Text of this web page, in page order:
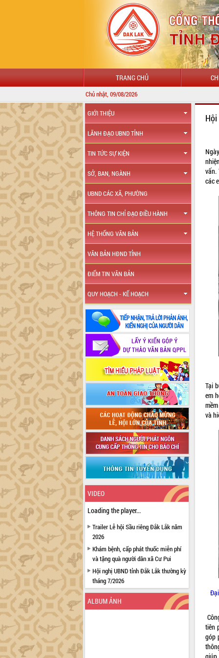
TRANG CHỦ
Chủ nhật, 09/08/2026
GIỚI THIỆU
LÃNH ĐẠO UBND TỈNH
TIN TỨC SỰ KIỆN
SỞ, BAN, NGÀNH
UBND CÁC XÃ, PHƯỜNG
THÔNG TIN CHỈ ĐẠO ĐIỀU HÀNH
HỆ THỐNG VĂN BẢN
VĂN BẢN HĐND TỈNH
ĐIỂM TIN VĂN BẢN
QUY HOẠCH - KẾ HOẠCH
VIDEO
Loading the player...
Trailer Lễ hội Sầu riêng Đắk Lắk năm
2026
Khám bệnh, cấp phát thuốc miễn phí
và tặng quà người dân xã Cư Pui
Hội nghị UBND tỉnh Đắk Lắk thường kỳ
tháng 7/2026
Lễ truy tặng danh hiệu “Bà Mẹ Việt
Nam Anh hùng” và trao Huân chương
Lao động
ALBUM ẢNH
vấn.
các
Tại
em
và
tiên
góp